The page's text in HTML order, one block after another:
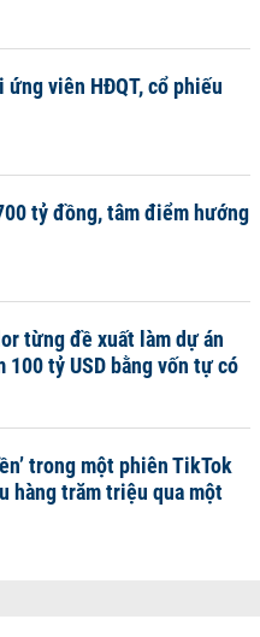
ứng viên HĐQT, cổ phiếu
tỷ đồng, tâm điểm hướng
từng đề xuất làm dự án
tỷ USD bằng vốn tự có
trong một phiên TikTok
hàng trăm triệu qua một